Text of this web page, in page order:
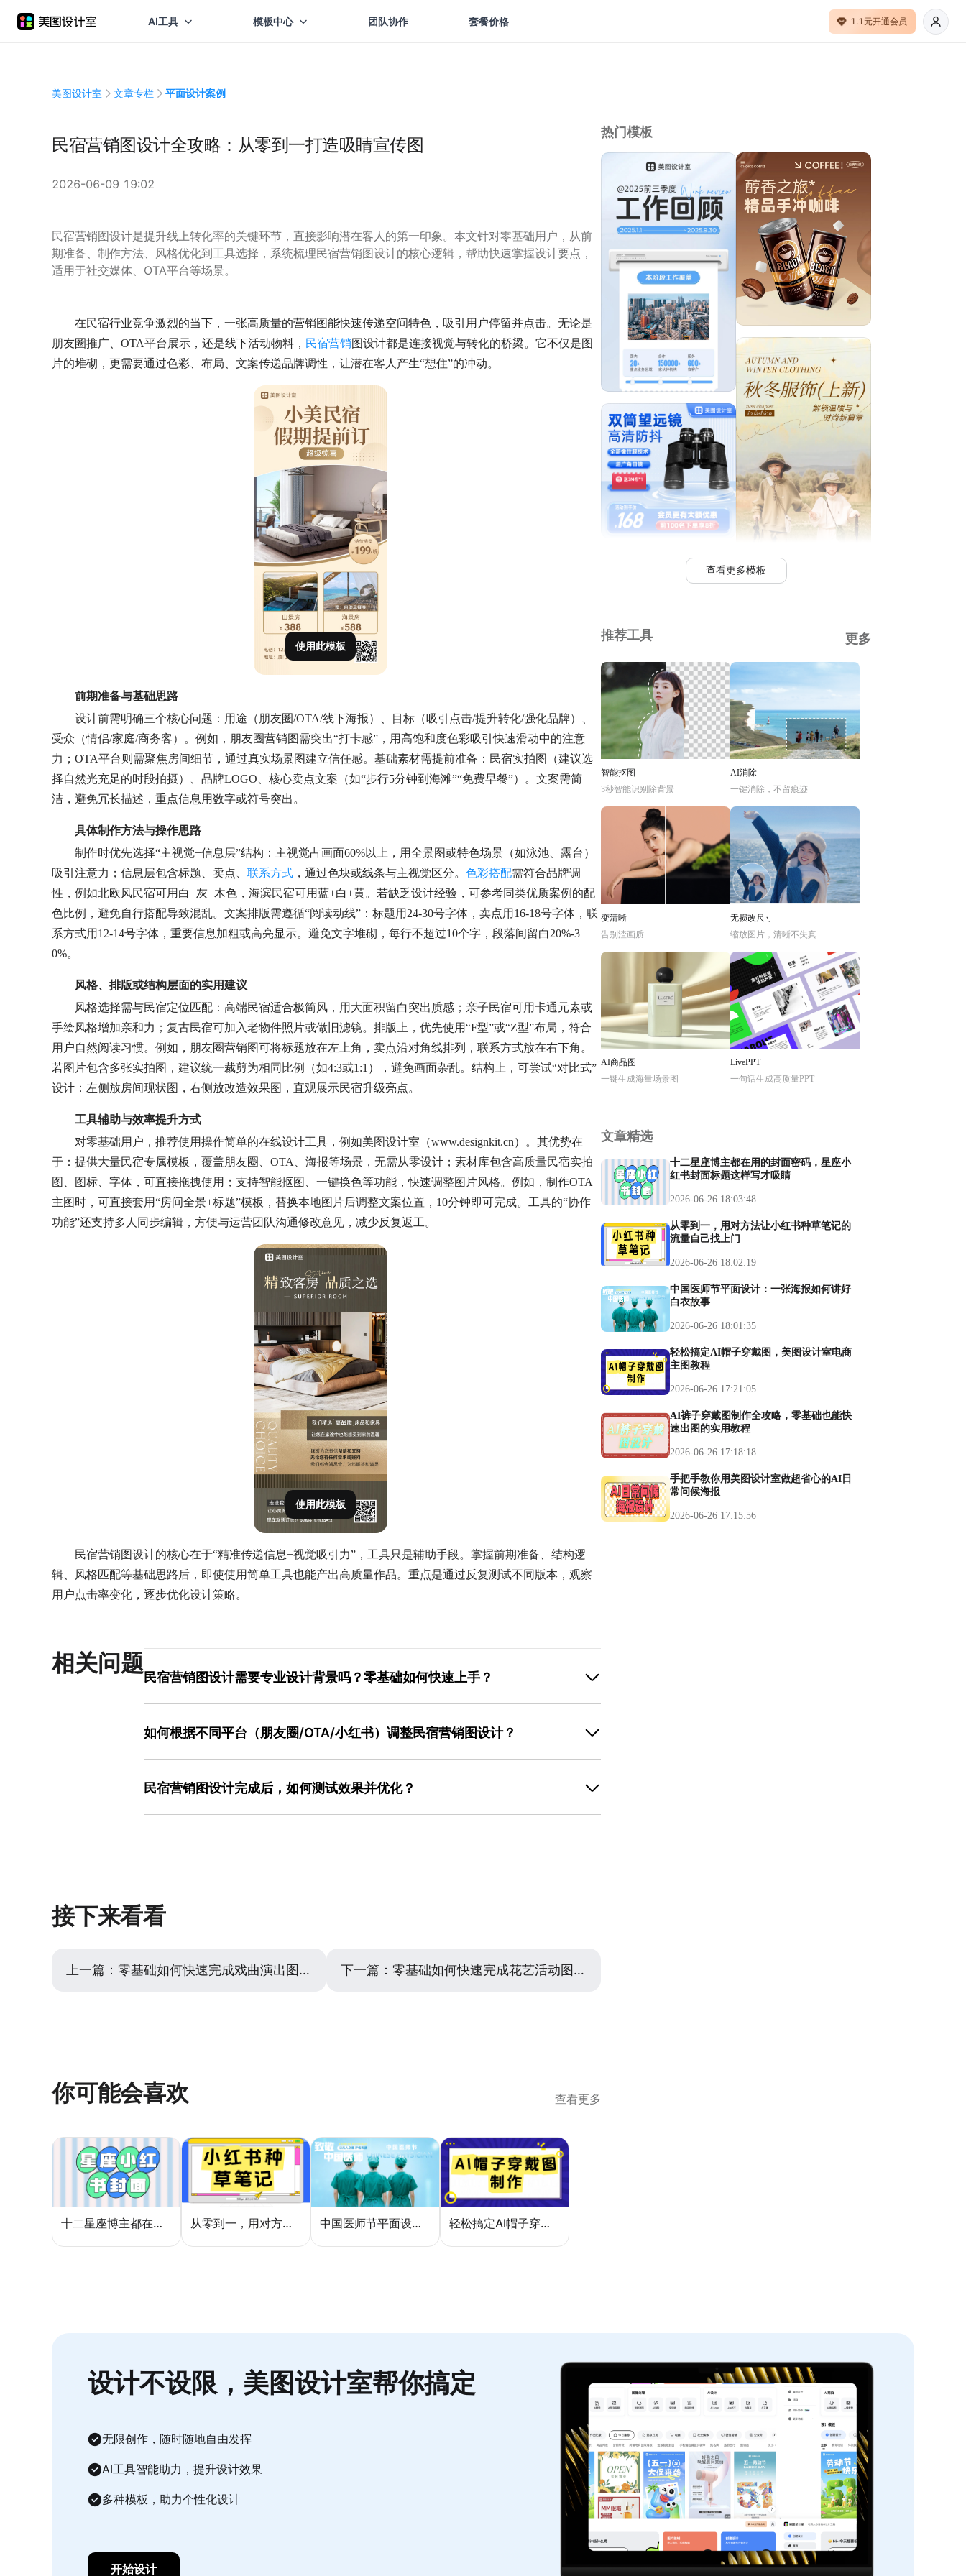
AI工具 模板中心 团队协作 套餐价格 1.1元开通会员
美图设计室 文章专栏 平面设计案例
民宿营销图设计全攻略：从零到一打造吸睛宣传图
2026-06-09 19:02
民宿营销图设计是提升线上转化率的关键环节，直接影响潜在客人的第一印象。本文针对零基础用户，从前
期准备、制作方法、风格优化到工具选择，系统梳理民宿营销图设计的核心逻辑，帮助快速掌握设计要点，
适用于社交媒体、OTA平台等场景。
在民宿行业竞争激烈的当下，一张高质量的营销图能快速传递空间特色，吸引用户停留并点击。无论是
朋友圈推广、OTA平台展示，还是线下活动物料， 民宿营销图设计都是连接视觉与转化的桥梁。它不仅是图
片的堆砌，更需要通过色彩、布局、文案传递品牌调性，让潜在客人产生“想住”的冲动。
使用此模板
前期准备与基础思路
设计前需明确三个核心问题：用途（朋友圈/OTA/线下海报）、目标（吸引点击/提升转化/强化品牌）、
受众（情侣/家庭/商务客）。例如，朋友圈营销图需突出“打卡感”，用高饱和度色彩吸引快速滑动中的注意
力；OTA平台则需聚焦房间细节，通过真实场景图建立信任感。基础素材需提前准备：民宿实拍图（建议选
择自然光充足的时段拍摄）、品牌LOGO、核心卖点文案（如“步行5分钟到海滩”“免费早餐”）。文案需简
洁，避免冗长描述，重点信息用数字或符号突出。
具体制作方法与操作思路
制作时优先选择“主视觉+信息层”结构：主视觉占画面60%以上，用全景图或特色场景（如泳池、露台）
吸引注意力；信息层包含标题、卖点、 联系方式 ，通过色块或线条与主视觉区分。 色彩搭配需符合品牌调
性，例如北欧风民宿可用白+灰+木色，海滨民宿可用蓝+白+黄。若缺乏设计经验，可参考同类优质案例的配
色比例，避免自行搭配导致混乱。文案排版需遵循“阅读动线”：标题用24-30号字体，卖点用16-18号字体，联
系方式用12-14号字体，重要信息加粗或高亮显示。避免文字堆砌，每行不超过10个字，段落间留白20%-3
0%。
风格、排版或结构层面的实用建议
风格选择需与民宿定位匹配：高端民宿适合极简风，用大面积留白突出质感；亲子民宿可用卡通元素或
手绘风格增加亲和力；复古民宿可加入老物件照片或做旧滤镜。排版上，优先使用“F型”或“Z型”布局，符合
用户自然阅读习惯。例如，朋友圈营销图可将标题放在左上角，卖点沿对角线排列，联系方式放在右下角。
若图片包含多张实拍图，建议统一裁剪为相同比例（如4:3或1:1），避免画面杂乱。结构上，可尝试“对比式”
设计：左侧放房间现状图，右侧放改造效果图，直观展示民宿升级亮点。
工具辅助与效率提升方式
对零基础用户，推荐使用操作简单的在线设计工具，例如美图设计室（www.designkit.cn）。其优势在
于：提供大量民宿专属模板，覆盖朋友圈、OTA、海报等场景，无需从零设计；素材库包含高质量民宿实拍
图、图标、字体，可直接拖拽使用；支持智能抠图、一键换色等功能，快速调整图片风格。例如，制作OTA
主图时，可直接套用“房间全景+标题”模板，替换本地图片后调整文案位置，10分钟即可完成。工具的“协作
功能”还支持多人同步编辑，方便与运营团队沟通修改意见，减少反复返工。
使用此模板
民宿营销图设计的核心在于“精准传递信息+视觉吸引力”，工具只是辅助手段。掌握前期准备、结构逻
辑、风格匹配等基础思路后，即使使用简单工具也能产出高质量作品。重点是通过反复测试不同版本，观察
用户点击率变化，逐步优化设计策略。
相关问题
民宿营销图设计需要专业设计背景吗？零基础如何快速上手？
自己的设计中。例如，若发现多数海滨民宿营销图使用蓝+白配色，可借鉴这一组合，再通过调
合新手快速产出专业级作品。
如何根据不同平台（朋友圈/OTA/小红书）调整民宿营销图设计？
当高饱和；OTA平台（如携程、Airbnb）主图需突出房间细节，用全景图或特色场景（如浴缸、
民宿营销图设计完成后，如何测试效果并优化？
接下来看看
上一篇： 零基础如何快速完成戏曲演出图设计？ 下一篇： 零基础如何快速完成花艺活动图设计？
你可能会喜欢 查看更多
十二星座博主都在用的封面密码，星座小红书封面标题这样写才吸睛 从零到一，用对方法让小红书种草笔记的流量自己找上门 中国医师节平面设计：一张海报如何讲好白衣故事 轻松搞定AI帽子穿戴图，美图设计室电商主图教程
热门模板
查看更多模板
推荐工具 更多
智能抠图
3秒智能识别除背景
AI消除
一键消除，不留痕迹
变清晰
告别渣画质
无损改尺寸
缩放图片，清晰不失真
AI商品图
一键生成海量场景图
LivePPT
一句话生成高质量PPT
文章精选
十二星座博主都在用的封面密码，星座小
红书封面标题这样写才吸睛
2026-06-26 18:03:48
从零到一，用对方法让小红书种草笔记的
流量自己找上门
2026-06-26 18:02:19
中国医师节平面设计：一张海报如何讲好
白衣故事
2026-06-26 18:01:35
轻松搞定AI帽子穿戴图，美图设计室电商
主图教程
2026-06-26 17:21:05
AI裤子穿戴图制作全攻略，零基础也能快
速出图的实用教程
2026-06-26 17:18:18
手把手教你用美图设计室做超省心的AI日
常问候海报
2026-06-26 17:15:56
设计不设限，美图设计室帮你搞定
无限创作，随时随地自由发挥
AI工具智能助力，提升设计效果
多种模板，助力个性化设计
开始设计